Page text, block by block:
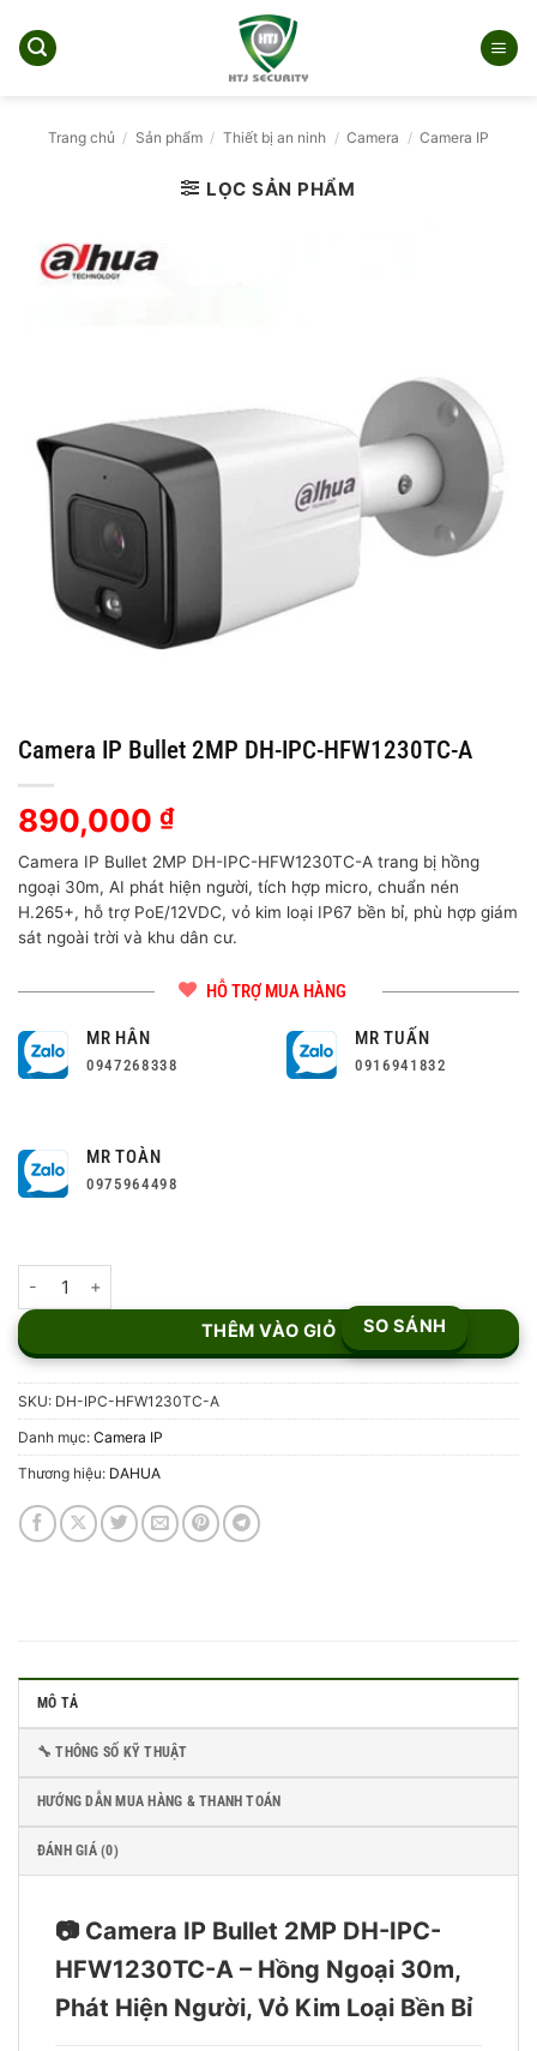
qua
Trang chủ / Sản phẩm / Thiết bị an ninh / Camera / Camera IP
LỌC SẢN PHẨM
Camera IP Bullet 2MP DH-IPC-HFW1230TC-A
890,000 ₫
Camera IP Bullet 2MP DH-IPC-HFW1230TC-A trang bị hồng
ngoại 30m, AI phát hiện người, tích hợp micro, chuẩn nén
H.265+, hỗ trợ PoE/12VDC, vỏ kim loại IP67 bền bỉ, phù hợp giám
sát ngoài trời và khu dân cư.
HỖ TRỢ MUA HÀNG
MR HÂN
0947268338
MR TUẤN
0916941832
MR TOÀN
0975964498
THÊM VÀO GIỎ SO SÁNH
SKU: DH-IPC-HFW1230TC-A
Danh mục: Camera IP
Thương hiệu: DAHUA
MÔ TẢ
🔧 THÔNG SỐ KỸ THUẬT
HƯỚNG DẪN MUA HÀNG & THANH TOÁN
ĐÁNH GIÁ (0)
📷 Camera IP Bullet 2MP DH-IPC-
HFW1230TC-A – Hồng Ngoại 30m,
Phát Hiện Người, Vỏ Kim Loại Bền Bỉ